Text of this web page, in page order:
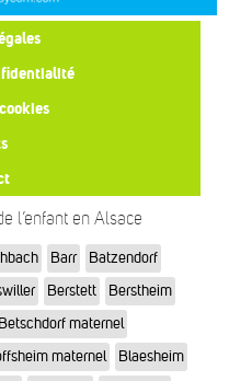
l’enfant en Alsace
Barr
Batzendorf
Berstett
Berstheim
Betschdorf maternel
maternel
Blaesheim